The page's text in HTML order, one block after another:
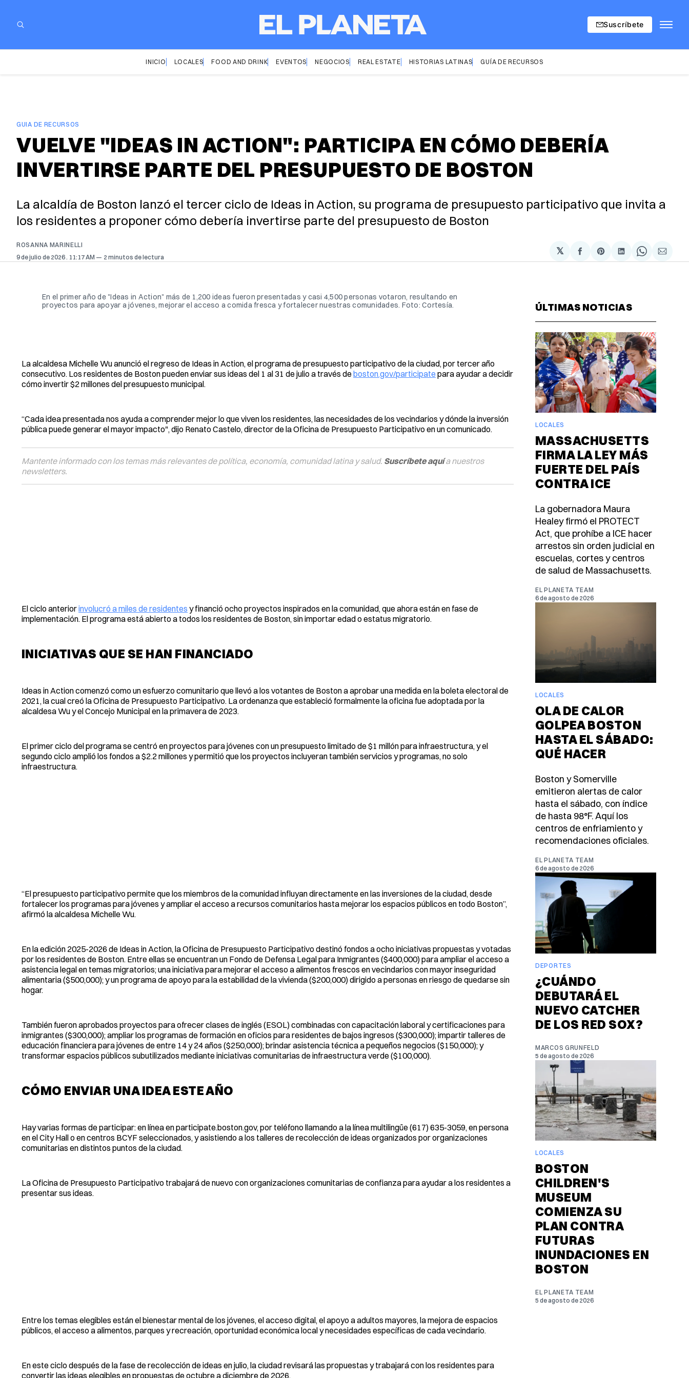
Suscríbete
INICIO LOCALES FOOD AND DRINK EVENTOS NEGOCIOS REAL ESTATE HISTORIAS LATINAS GUÍA DE RECURSOS
GUIA DE RECURSOS
VUELVE "IDEAS IN ACTION": PARTICIPA EN CÓMO DEBERÍA
INVERTIRSE PARTE DEL PRESUPUESTO DE BOSTON
La alcaldía de Boston lanzó el tercer ciclo de Ideas in Action, su programa de presupuesto participativo que invita a
los residentes a proponer cómo debería invertirse parte del presupuesto de Boston
ROSANNA MARINELLI
9 de julio de 2026 . 11:17 AM 2 minutos de lectura
𝕏
Compartir
en
Share
on
Compartir
en
Share
on
via
En el primer año de "Ideas in Action" más de 1,200 ideas fueron presentadas y casi 4,500 personas votaron, resultando en
proyectos para apoyar a jóvenes, mejorar el acceso a comida fresca y fortalecer nuestras comunidades. Foto: Cortesía.
La alcaldesa Michelle Wu anunció el regreso de Ideas in Action, el programa de presupuesto participativo de la ciudad, por tercer año
consecutivo. Los residentes de Boston pueden enviar sus ideas del 1 al 31 de julio a través deboston.gov/participatepara ayudar a decidir
cómo invertir $2 millones del presupuesto municipal.
“Cada idea presentada nos ayuda a comprender mejor lo que viven los residentes, las necesidades de los vecindarios y dónde la inversión
pública puede generar el mayor impacto", dijo Renato Castelo, director de la Oficina de Presupuesto Participativo en un comunicado.
Mantente informado con los temas más relevantes de política, economía, comunidad latina y salud. Suscríbete aquía nuestros
newsletters.
El ciclo anteriorinvolucró a miles de residentes y financió ocho proyectos inspirados en la comunidad, que ahora están en fase de
implementación. El programa está abierto a todos los residentes de Boston, sin importar edad o estatus migratorio.
INICIATIVAS QUE SE HAN FINANCIADO
Ideas in Action comenzó como un esfuerzo comunitario que llevó a los votantes de Boston a aprobar una medida en la boleta electoral de
2021, la cual creó la Oficina de Presupuesto Participativo. La ordenanza que estableció formalmente la oficina fue adoptada por la
alcaldesa Wu y el Concejo Municipal en la primavera de 2023.
El primer ciclo del programa se centró en proyectos para jóvenes con un presupuesto limitado de $1 millón para infraestructura, y el
segundo ciclo amplió los fondos a $2.2 millones y permitió que los proyectos incluyeran también servicios y programas, no solo
infraestructura.
“El presupuesto participativo permite que los miembros de la comunidad influyan directamente en las inversiones de la ciudad, desde
fortalecer los programas para jóvenes y ampliar el acceso a recursos comunitarios hasta mejorar los espacios públicos en todo Boston”,
afirmó la alcaldesa Michelle Wu.
En la edición 2025-2026 de Ideas in Action, la Oficina de Presupuesto Participativo destinó fondos a ocho iniciativas propuestas y votadas
por los residentes de Boston. Entre ellas se encuentran un Fondo de Defensa Legal para Inmigrantes ($400,000) para ampliar el acceso a
asistencia legal en temas migratorios; una iniciativa para mejorar el acceso a alimentos frescos en vecindarios con mayor inseguridad
alimentaria ($500,000); y un programa de apoyo para la estabilidad de la vivienda ($200,000) dirigido a personas en riesgo de quedarse sin
hogar.
También fueron aprobados proyectos para ofrecer clases de inglés (ESOL) combinadas con capacitación laboral y certificaciones para
inmigrantes ($300,000); ampliar los programas de formación en oficios para residentes de bajos ingresos ($300,000); impartir talleres de
educación financiera para jóvenes de entre 14 y 24 años ($250,000); brindar asistencia técnica a pequeños negocios ($150,000); y
transformar espacios públicos subutilizados mediante iniciativas comunitarias de infraestructura verde ($100,000).
CÓMO ENVIAR UNA IDEA ESTE AÑO
Hay varias formas de participar: en línea en participate.boston.gov, por teléfono llamando a la línea multilingüe (617) 635-3059, en persona
en el City Hall o en centros BCYF seleccionados, y asistiendo a los talleres de recolección de ideas organizados por organizaciones
comunitarias en distintos puntos de la ciudad.
La Oficina de Presupuesto Participativo trabajará de nuevo con organizaciones comunitarias de confianza para ayudar a los residentes a
presentar sus ideas.
Entre los temas elegibles están el bienestar mental de los jóvenes, el acceso digital, el apoyo a adultos mayores, la mejora de espacios
públicos, el acceso a alimentos, parques y recreación, oportunidad económica local y necesidades específicas de cada vecindario.
En este ciclo después de la fase de recolección de ideas en julio, la ciudad revisará las propuestas y trabajará con los residentes para
convertir las ideas elegibles en propuestas de octubre a diciembre de 2026.
ÚLTIMAS NOTICIAS
LOCALES
MASSACHUSETTS
FIRMA LA LEY MÁS
FUERTE DEL PAÍS
CONTRA ICE
La gobernadora Maura
Healey firmó el PROTECT
Act, que prohíbe a ICE hacer
arrestos sin orden judicial en
escuelas, cortes y centros
de salud de Massachusetts.
EL PLANETA TEAM
6 de agosto de 2026
LOCALES
OLA DE CALOR
GOLPEA BOSTON
HASTA EL SÁBADO:
QUÉ HACER
Boston y Somerville
emitieron alertas de calor
hasta el sábado, con índice
de hasta 98°F. Aquí los
centros de enfriamiento y
recomendaciones oficiales.
EL PLANETA TEAM
6 de agosto de 2026
DEPORTES
¿CUÁNDO
DEBUTARÁ EL
NUEVO CATCHER
DE LOS RED SOX?
MARCOS GRUNFELD
5 de agosto de 2026
LOCALES
BOSTON
CHILDREN'S
MUSEUM
COMIENZA SU
PLAN CONTRA
FUTURAS
INUNDACIONES EN
BOSTON
EL PLANETA TEAM
5 de agosto de 2026